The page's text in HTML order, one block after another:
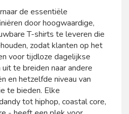
de essentiële
door hoogwaardige,
T-shirts te leveren die
zodat klanten op het
voor tijdloze dagelijkse
te breiden naar andere
en hetzelfde niveau van
te bieden. Elke
tot hiphop, coastal core,